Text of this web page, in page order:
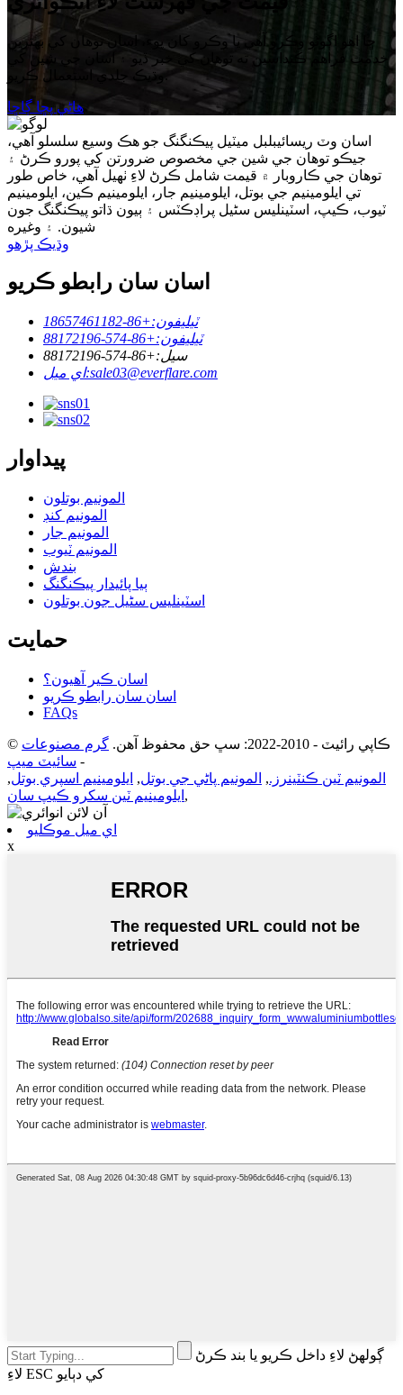
ڇا اهو اڳوڻو وڪرو آهي يا وڪرو کان پوء، اسان توهان کي بهترين
خدمت فراهم ڪنداسين ته توهان کي خبر ڏيو ۽ اسان جي شين کي
وڌيڪ جلدي استعمال ڪريو.
ھاڻي پڇا ڳاڇا
اسان وٽ ريسائيبلبل ميٽيل پيڪنگنگ جو هڪ وسيع سلسلو آهي،
جيڪو توهان جي شين جي مخصوص ضرورتن کي پورو ڪرڻ ۽
توهان جي ڪاروبار ۾ قيمت شامل ڪرڻ لاءِ ٺهيل آهي، خاص طور
تي ايلومينيم جي بوتل، ايلومينيم جار، ايلومينيم ڪين، ايلومينيم
ٽيوب، ڪيپ، اسٽينلیس سٹیل پراڊڪٽس ۽ ٻيون ڌاتو پيڪنگنگ جون
شيون. ۽ وغيره
وڌيڪ پڙهو
اسان سان رابطو ڪريو
ٽيليفون:+86-18657461182
ٽيليفون:+86-574-88172196
سيل:+86-574-88172196
اي ميل:sale03@everflare.com
پيداوار
المونيم بوتلون
المونيم کنڊ
المونيم جار
المونيم ٽيوب
بندش
ٻيا پائيدار پيڪنگنگ
اسٽينلیس سٹیل جون بوتلون
حمايت
اسان ڪير آهيون؟
اسان سان رابطو ڪريو
FAQs
© ڪاپي رائيٽ - 2010-2022: سڀ حق محفوظ آهن.
گرم مصنوعات
- سائيٽ ميپ
المونيم ٽين ڪنٽينرز., المونيم پاڻي جي بوتل, ايلومينيم اسپري بوتل,
ايلومينيم ٽين سکرو ڪيپ سان ,
اي ميل موڪليو
x
ڳولهڻ لاءِ داخل ڪريو يا بند ڪرڻ
لاءِ ESC کي دٻايو